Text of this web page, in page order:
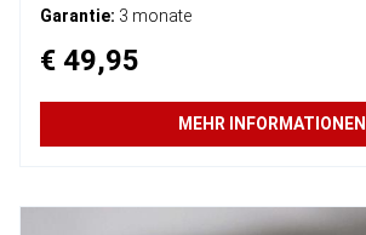
Garantie: 3 monate
€ 49,95
MEHR INFORMATIONEN